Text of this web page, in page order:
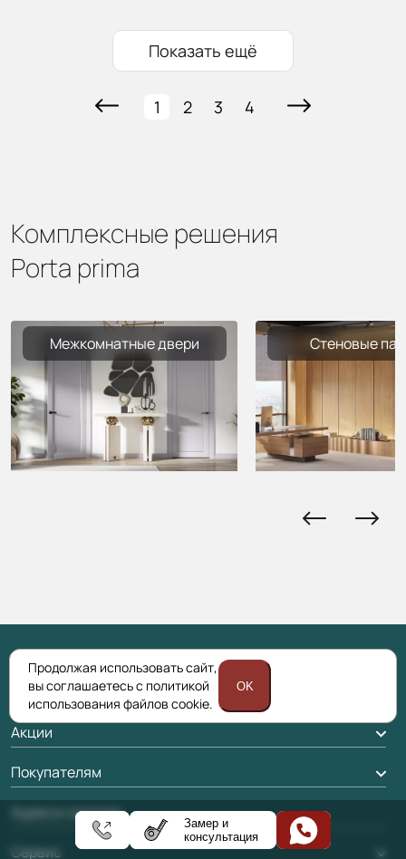
Показать ещё
1 2 3 4
Комплексные решения
Porta prima
Межкомнатные двери Стеновые
Каталог
Межкомнатные двери
Межкомнатные перегородки
Алюминиевые двери
Стеновые панели
Акции
Акции компании
Покупателям
Доставка
Адреса салонов
Сервис
Замер и
консультация
Продолжая использовать сайт,
вы соглашаетесь с политикой
использования файлов cookie.
OK